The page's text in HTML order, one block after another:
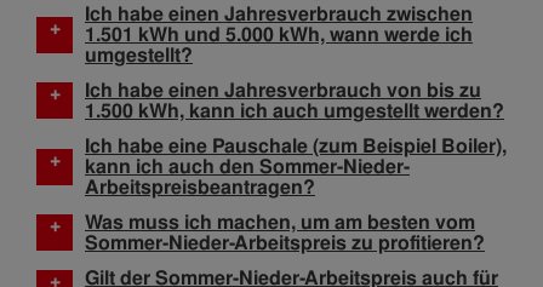
+
Ich habe einen Jahresverbrauch zwischen
1.501 kWh und 5.000 kWh, wann werde ich
umgestellt?
+
Ich habe einen Jahresverbrauch von bis zu
1.500 kWh, kann ich auch umgestellt werden?
+
Ich habe eine Pauschale (zum Beispiel Boiler),
kann ich auch den Sommer-Nieder-
Arbeitspreisbeantragen?
+
Was muss ich machen, um am besten vom
Sommer-Nieder-Arbeitspreis zu profitieren?
+
Gilt der Sommer-Nieder-Arbeitspreis auch für